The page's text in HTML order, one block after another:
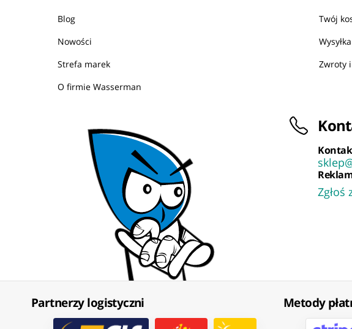
Blog
Nowości
Strefa marek
O firmie Wasserman
Twój
Wysyłka
Zwroty
Partnerzy logistyczni Metody